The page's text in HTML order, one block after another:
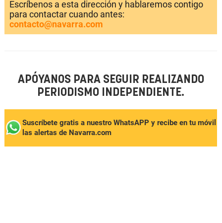
Escríbenos a esta dirección y hablaremos contigo
para contactar cuando antes:
contacto@navarra.com
APÓYANOS PARA SEGUIR REALIZANDO
PERIODISMO INDEPENDIENTE.
Suscríbete gratis a nuestro WhatsAPP y recibe en tu móvil
las alertas de Navarra.com